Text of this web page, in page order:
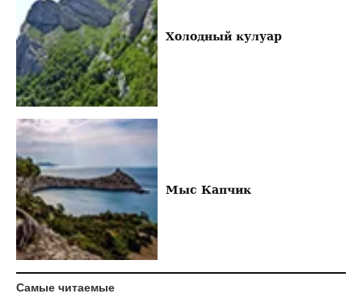
Холодный кулуар
Мыс Капчик
Самые читаемые